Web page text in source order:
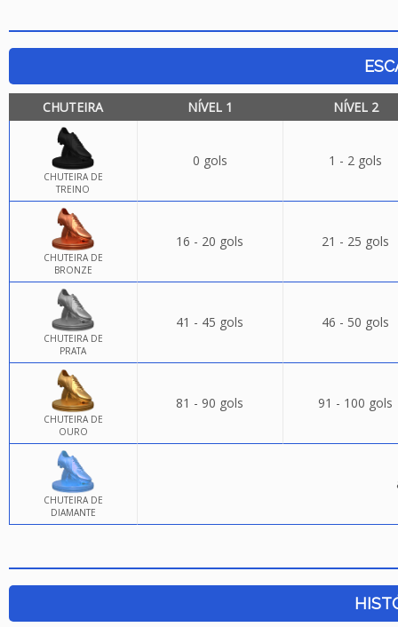
CHUTEIRA NÍVEL 1 NÍVEL 2
CHUTEIRA DE
TREINO
0 gols 1 - 2 gols
CHUTEIRA DE
BRONZE
16 - 20 gols 21 - 25 gols
CHUTEIRA DE
PRATA
41 - 45 gols 46 - 50 gols
CHUTEIRA DE
OURO
81 - 90 gols 91 - 100 gols
CHUTEIRA DE
DIAMANTE